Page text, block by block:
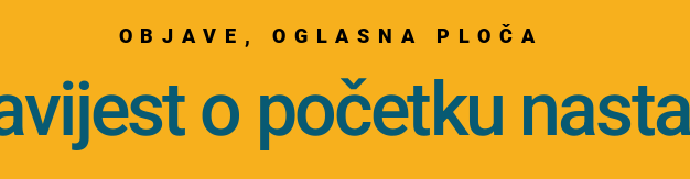
OBJAVE , OGLASNA PLOČA
o početku